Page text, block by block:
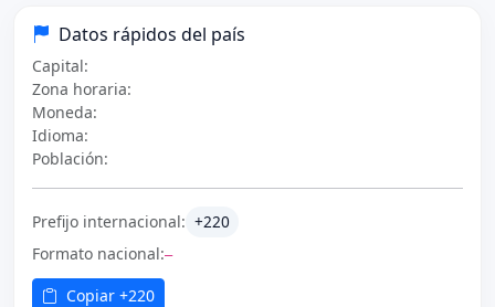
Datos rápidos del país
Capital:
Zona horaria:
Moneda:
Idioma:
Población:
Prefijo internacional: +220
Formato nacional:—
Copiar +220